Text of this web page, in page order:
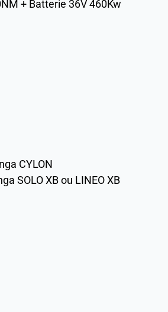
+ Batterie 36V 460Kw
CYLON
SOLO XB ou LINEO XB